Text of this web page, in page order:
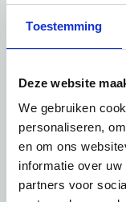
Toestemming
Deze website
We gebruiken
personaliseren,
en om ons
informatie over
partners voor
Tips
Tip 1:
Schrijf een
informatie mee:
Ben je student,